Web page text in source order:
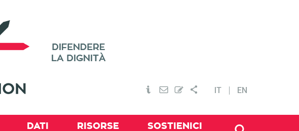
IT EN
DATI RISORSE SOSTIENICI